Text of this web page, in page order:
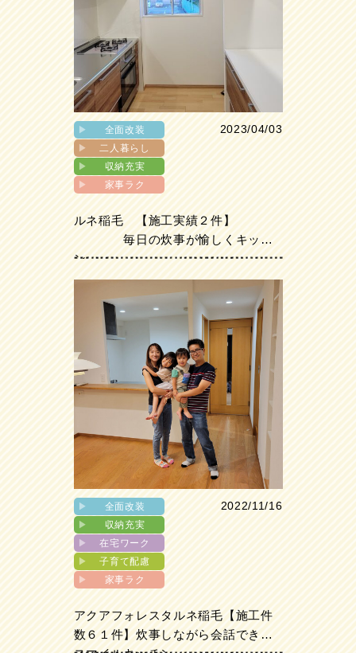
▶︎
全面改装
▶︎
二人暮らし
▶︎
収納充実
▶︎
家事ラク
2023/04/03
ルネ稲毛 【施工実績２件】
毎日の炊事が愉しくキッチ
ン
▶︎
全面改装
▶︎
収納充実
▶︎
在宅ワーク
▶︎
子育て配慮
▶︎
家事ラク
2022/11/16
アクアフォレスタルネ稲毛【施工件
数６１件】炊事しながら会話できる